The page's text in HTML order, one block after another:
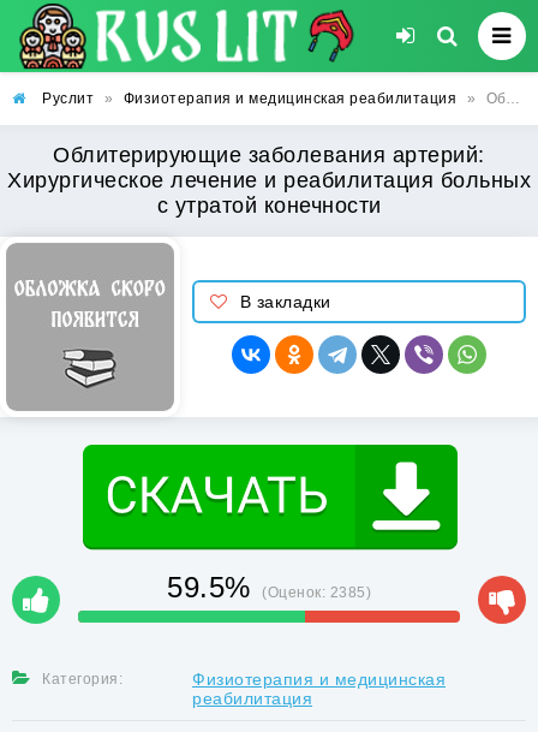
Руслит » Физиотерапия и медицинская реабилитация » Облитерирующие заболевания артерий: Хирургическое лечение и реабилитация больных с утратой конечности
Облитерирующие заболевания артерий:
Хирургическое лечение и реабилитация больных
с утратой конечности
В закладки
59.5% (Оценок: 2385)
Категория:
Физиотерапия и медицинская
реабилитация